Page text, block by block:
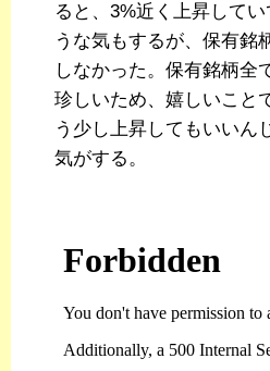
ると、3%近く上昇して
うな気もするが、保有銘
しなかった。保有銘柄全
珍しいため、嬉しいこと
う少し上昇してもいいん
気がする。